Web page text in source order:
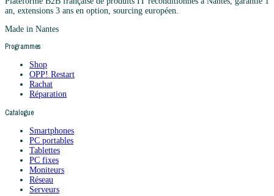
an, extensions 3 ans en option, sourcing européen.
Made in Nantes
Programmes
Shop
OPP! Restart
Rachat
Réparation
Catalogue
Smartphones
PC portables
Tablettes
PC fixes
Moniteurs
Réseau
Serveurs